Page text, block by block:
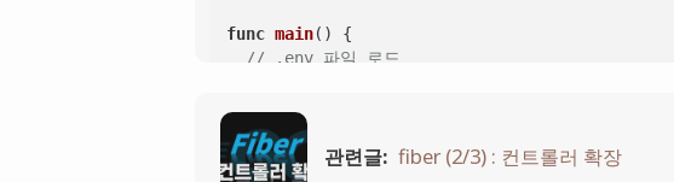
	_MAX_OPEN_CONNS, _ := strconv.Atoi(MAX_OPEN_CONNS)
}
func GetAdminList () [] map [string]interface
func main()
{
// .env 파일 로드
	}
관련글: fiber (2/3) : 컨트롤러 확장